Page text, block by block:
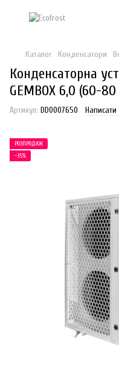
Каталог Конденсатори
Конденсаторна
GEMBOX 6,0 (60-80
Артикул: DD0007650 Написати
РОЗПРОДАЖ
−35%